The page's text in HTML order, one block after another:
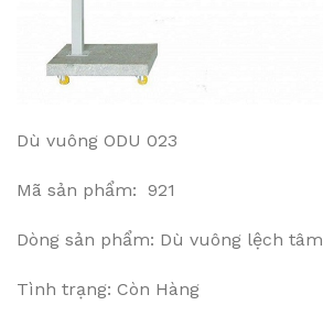
Dù vuông ODU 023
Mã sản phẩm: 921
Dòng sản phẩm: Dù vuông lệch tâm
Tình trạng: Còn Hàng